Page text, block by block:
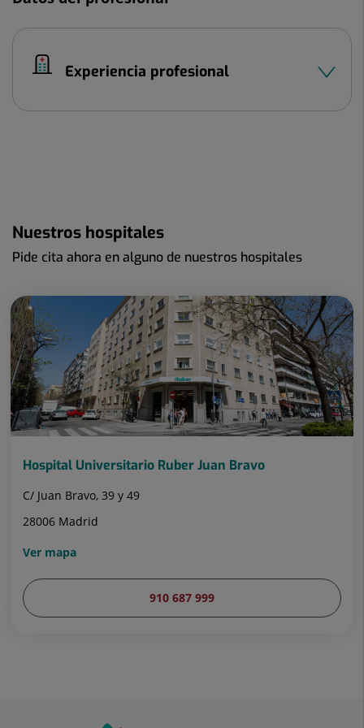
Experiencia profesional
Nuestros hospitales
Pide cita ahora en alguno de nuestros hospitales
Hospital Universitario Ruber Juan Bravo
C/ Juan Bravo, 39 y 49
28006 Madrid
Ver mapa
910 687 999